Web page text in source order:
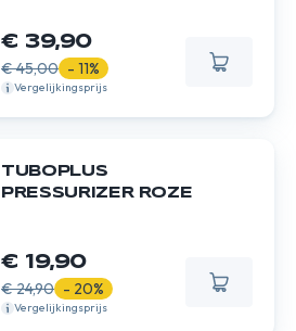
€ 39,90
€ 45,00 - 11%
Vergelijkingsprijs
TUBOPLUS
PRESSURIZER ROZE
€ 19,90
€ 24,90 - 20%
Vergelijkingsprijs